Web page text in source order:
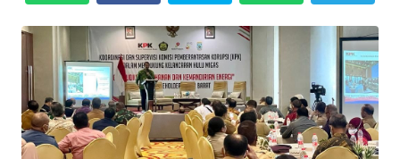
OPINI
Informasi
INDEKS
BERITA